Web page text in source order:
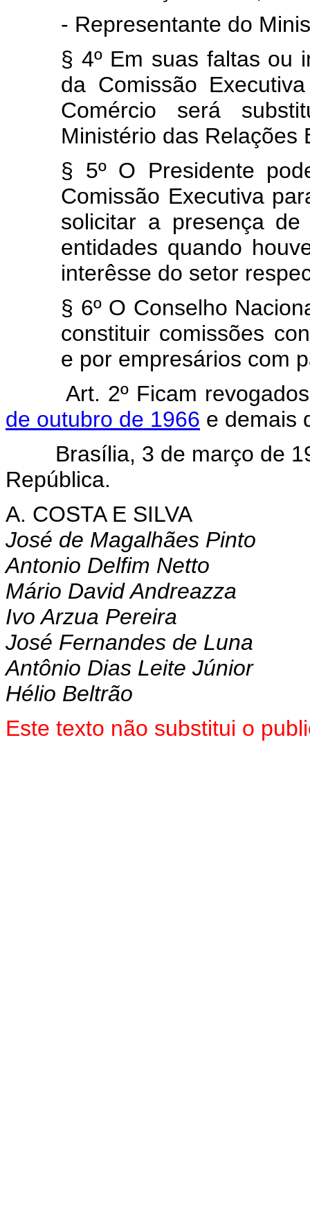
- Representante do
§ 4º Em suas faltas ou
da Comissão
Comércio será
Ministério das Relações
§ 5º O Presidente
Comissão Executiva
solicitar a presença
entidades quando
interêsse do setor
§ 6º O Conselho
constituir comissões
e por empresários com
Art. 2º Ficam
de outubro de 1966 e demais
Brasília, 3 de março de
República.
A. COSTA E SILVA
José de Magalhães Pinto
Antonio Delfim Netto
Mário David Andreazza
Ivo Arzua Pereira
José Fernandes de Luna
Antônio Dias Leite Júnior
Hélio Beltrão
Este texto não substitui o